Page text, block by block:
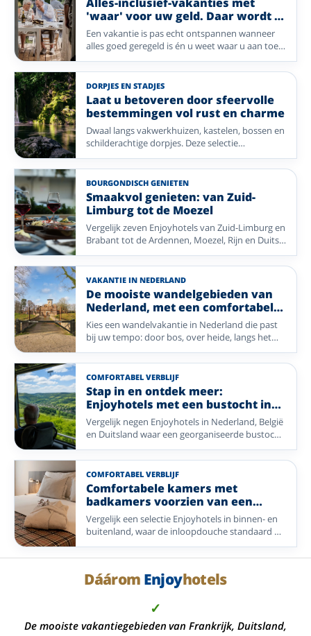
'waar' voor uw geld. Daar wordt u
vrolijk van!
Een vakantie is pas echt ontspannen wanneer
alles goed geregeld is én u weet waar u aan toe
bent. Bij Enjoyhotels geniet u van een compleet
verzorgd alles-inclusief-arrangement, waarbij
comfort, gezelligheid en gastvrijheid centraal
staan. Van uitgebreide ontbijtbuffetten en
smaakvolle diners tot leuke extra's die uw
verblijf nog aangenamer maken: u krijgt veel
vakantie voor een aantrekkelijke prijs. Zo houdt
u meer tijd over om te ontspannen, nieuwe
plekken te ontdekken en vooral volop te
genieten – met écht waar voor uw geld. Ontdek
een gevarieerde selectie Enjoyhotels in
Nederland, Duitsland en België.
DORPJES EN STADJES
Laat u betoveren door sfeervolle
bestemmingen vol rust en charme
Dwaal langs vakwerkhuizen, kastelen, bossen en
schilderachtige dorpjes. Deze selectie
Enjoyhotels brengt u naar de Harz en sfeervolle
streken in Nederland.
BOURGONDISCH GENIETEN
Smaakvol genieten: van Zuid-
Limburg tot de Moezel
Vergelijk zeven Enjoyhotels van Zuid-Limburg en
Brabant tot de Ardennen, Moezel, Rijn en Duitse
Waddenkust. Combineer ontspannen tafelen
met sfeervolle plaatsen en mooie natuur.
VAKANTIE IN NEDERLAND
De mooiste wandelgebieden van
Nederland, met een comfortabel
Enjoyhotel als uitvalsbasis
Kies een wandelvakantie in Nederland die past
bij uw tempo: door bos, over heide, langs het
Wad of door de Limburgse heuvels. Vergelijk een
selectie Enjoyhotels in uiteenlopende
wandelregio’s.
COMFORTABEL VERBLIJF
Stap in en ontdek meer:
Enjoyhotels met een bustocht in
het arrangement
Vergelijk negen Enjoyhotels in Nederland, België
en Duitsland waar een georganiseerde bustocht
onderdeel is van het 5-daags alles-inclusief-
arrangement.
COMFORTABEL VERBLIJF
Comfortabele kamers met
badkamers voorzien van een
inloopdouche.
Vergelijk een selectie Enjoyhotels in binnen- en
buitenland, waar de inloopdouche standaard op
de kamer aanwezig is of bij een specifiek
kamertype hoort.
Dáárom Enjoyhotels
✓
De mooiste vakantiegebieden van Frankrijk, Duitsland,